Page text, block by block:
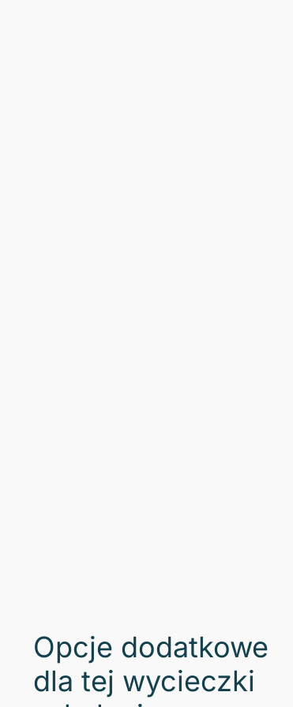
Opcje dodatkowe
dla tej wycieczki